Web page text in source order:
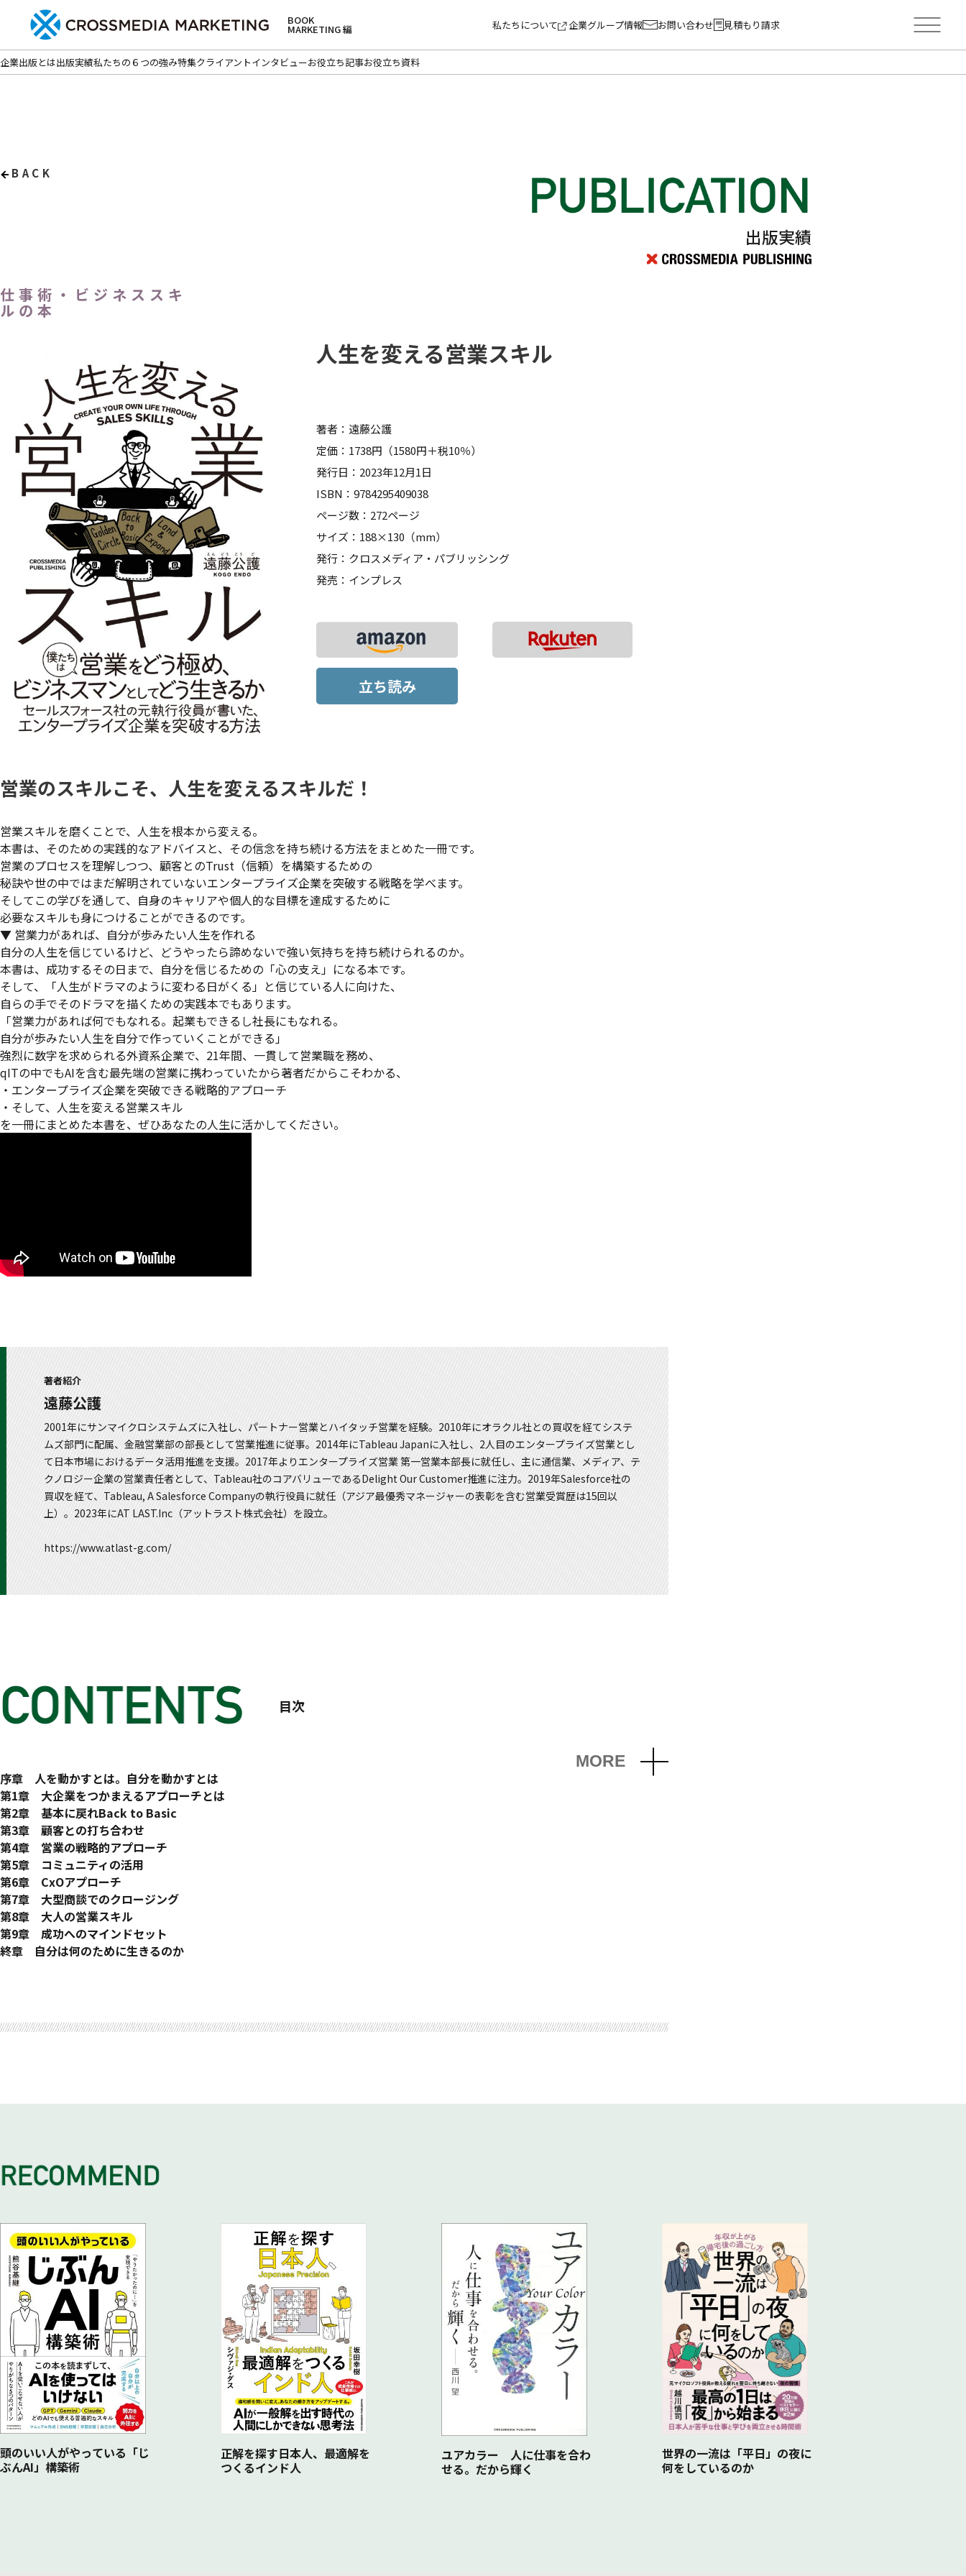
BOOK
MARKETING 編 私たちについて 企業グループ情報 お問い合わせ 見積もり請求
企業出版とは出版実績私たちの６つの強み特集クライアントインタビューお役立ち記事お役立ち資料
BACK
出版実績
仕事術・ビジネススキ
ルの本
人生を変える営業スキル
著者：遠藤公護
定価：1738円（1580円＋税10％）
発行日：2023年12月1日
ISBN：9784295409038
ページ数：272ページ
サイズ：188×130（mm）
発行：クロスメディア・パブリッシング
発売：インプレス
立ち読み
営業のスキルこそ、人生を変えるスキルだ！
営業スキルを磨くことで、人生を根本から変える。
本書は、そのための実践的なアドバイスと、その信念を持ち続ける方法をまとめた一冊です。
営業のプロセスを理解しつつ、顧客とのTrust（信頼）を構築するための
秘訣や世の中ではまだ解明されていないエンタープライズ企業を突破する戦略を学べます。
そしてこの学びを通して、自身のキャリアや個人的な目標を達成するために
必要なスキルも身につけることができるのです。
▼ 営業力があれば、自分が歩みたい人生を作れる
自分の人生を信じているけど、どうやったら諦めないで強い気持ちを持ち続けられるのか。
本書は、成功するその日まで、自分を信じるための「心の支え」になる本です。
そして、「人生がドラマのように変わる日がくる」と信じている人に向けた、
自らの手でそのドラマを描くための実践本でもあります。
「営業力があれば何でもなれる。起業もできるし社長にもなれる。
自分が歩みたい人生を自分で作っていくことができる」
強烈に数字を求められる外資系企業で、21年間、一貫して営業職を務め、
qITの中でもAIを含む最先端の営業に携わっていたから著者だからこそわかる、
・エンタープライズ企業を突破できる戦略的アプローチ
・そして、人生を変える営業スキル
を一冊にまとめた本書を、ぜひあなたの人生に活かしてください。
著者紹介
遠藤公護
2001年にサンマイクロシステムズに入社し、パートナー営業とハイタッチ営業を経験。2010年にオラクル社との買収を経てシステ
ムズ部門に配属、金融営業部の部長として営業推進に従事。2014年にTableau Japanに入社し、2人目のエンタープライズ営業とし
て日本市場におけるデータ活用推進を支援。2017年よりエンタープライズ営業 第一営業本部長に就任し、主に通信業、メディア、テ
クノロジー企業の営業責任者として、Tableau社のコアバリューであるDelight Our Customer推進に注力。2019年Salesforce社の
買収を経て、Tableau, A Salesforce Companyの執行役員に就任（アジア最優秀マネージャーの表彰を含む営業受賞歴は15回以
上）。2023年にAT LAST.Inc（アットラスト株式会社）を設立。
https://www.atlast-g.com/
目次
MORE
はじめに
序章 人を動かすとは。自分を動かすとは
33歳で営業部長になる
怒涛の日々。そして転職
ゴールデンサークル（Golden Circle）
シアトルで学んだこと
第1章 大企業をつかまえるアプローチとは
Land & Expand
顧客に価値を理解してもらう
魅力を引き立てるデモの習得
営業部全員が語れるようになる／見せ方にこだわる／自社製品を自分たちが普段使いしているか？
事例は心を動かす最強の武器
効果と社内展開／社外活用事例と社内活用事例／自分の事例をつくる
トライアルで体験を届ける
Give＆Take
営業は何をする仕事でしょう?
第2章 基本に戻れBack to Basic
営業のインプット
リードから始まる明るい未来
作業興奮／リード獲得
メールの書き方
毎日やりきること（Back to Basic①）
電話
コールスクリプトとヒアリング項目について
営業としてダサいことは?
第3章 顧客との打ち合わせ
まずは情報収集
顧客向け資料作成
打ち合わせ本番
オープニングはラポール形成／ヒアリング（正しい心をもって本題に入る）
ストーリーで語るプレゼン
共感力（Back to Basic③）／ストーリー・テリング（Back to Basic④）／ちょっとやってみよう！
打ち合わせを好転させるスキル
チームの力に変える（Back to Basic⑤）
第4章 営業の戦略的アプローチ
爆発につなげるアプローチとは
ユニークなポジショニングを考える／バリュープロポジション
Discover & Descend
イチゴの法則
会社活用に進む方法論
ホワイトペーパーの活用
第5章 コミュニティの活用
カスタマーサクセス（Customer Success）
コミュニティが重要な3つの理由
コミュニティのつくり方
コミュニティの階層わけ
売り上げるコミュニティ
第6章 CxOアプローチ
コンフォートゾーンを超える
エイムしてますか? ／山の3つの登り方
CxOミーティング
営業としての使命
第7章 大型商談でのクロージング
時間がかかっても勝ちたい商談
❶ Success Criteria（購買基準）として何が重要視されるか／
❷ 社内反対派（エネミー）／競合の情報確認／❸ BANT状況の確認
❶ 値引きは厳しくコントロール（商談のスピードを最優先）／
❷ 他の商品を入れ込む（トレーニングを販売／外部事例）／
大人の営業になる
第8章 大人の営業スキル
業務スキル編
活動データの記録／
営業が購入プロセスをコントロール／エグゼクティブの活用／
客観的視野／トラブル対応／ユーモア（Back to Basic⑦）
提案してくれる営業／インプットをし続ける
第9章 成功へのマインドセット
Stay Hungry Stay Foolish
終章 自分は何のために生きるのか
頭のいい人がやっている「じ
ぶんAI」構築術
正解を探す日本人、最適解を
つくるインド人
ユアカラー 人に仕事を合わ
せる。だから輝く
世界の一流は「平日」の夜に
何をしているのか